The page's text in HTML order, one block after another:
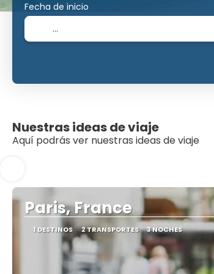
Fecha de inicio
Nuestras ideas de viaje
Aquí podrás ver nuestras ideas de viaje
Paris, France
1 DESTINOS 2 TRANSPORTES 3 NOCHES